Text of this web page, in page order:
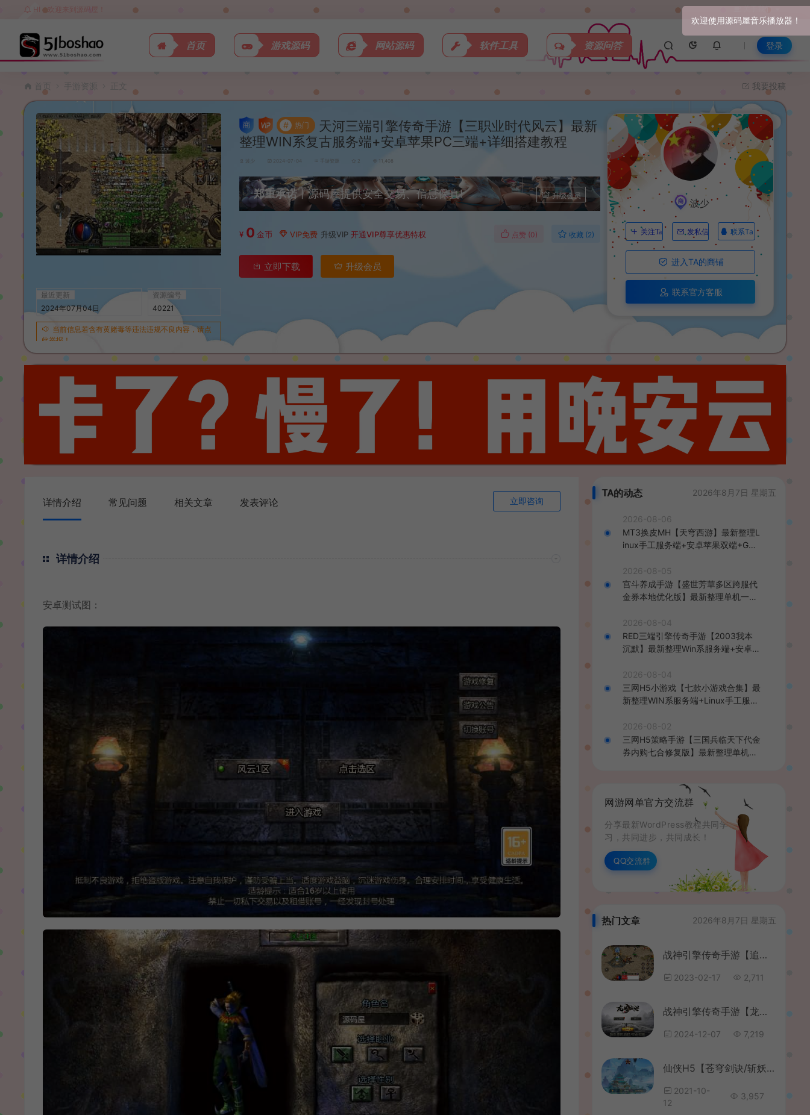
HI，欢迎来到源码屋！ 关于我们
首页 游戏源码 网站源码 软件工具 资源问答 登录
首页 手游资源 正文 我要投稿
最近更新
2024年07月04日
资源编号
40221
当前信息若含有黄赌毒等违法违规不良内容，请点
此举报！
# 热门
天河三端引擎传奇手游【三职业时代风云】最新
整理WIN系复古服务端+安卓苹果PC三端+详细搭建教程
波少 2024-07-04 手游资源 2 11,408
郑重承诺丨源码屋提供安全交易、信息保真! 升级会员
¥ 0 金币 VIP免费 升级VIP 开通VIP尊享优惠特权 点赞 (0) 收藏 (2)
立即下载 升级会员
波少
关注Ta 发私信 联系Ta
进入TA的商铺
联系官方客服
详情介绍 常见问题 相关文章 发表评论 立即咨询
详情介绍
安卓测试图：
TA的动态 2026年8月7日 星期五
2026-08-06
MT3换皮MH【天穹西游】最新整理L
inux手工服务端+安卓苹果双端+GM
教程
2026-08-05
宫斗养成手游【盛世芳華多区跨服代
金券本地优化版】最新整理单机一键
后台+安卓+详细搭建教程
2026-08-04
RED三端引擎传奇手游【2003我本
沉默】最新整理Win系服务端+安卓苹
2026-08-04
三网H5小游戏【七款小游戏合集】最
新整理WIN系服务端+Linux手工服务
2026-08-02
三网H5策略手游【三国兵临天下代金
券内购七合修复版】最新整理单机一
端+详细搭建教程+视频教程
网游网单官方交流群
分享最新WordPress教程共同学
习，共同进步，共同成长！
QQ交流群
热门文章 2026年8月7日 星期五
战神引擎传奇手游【追忆传奇1.76赤月终极免授权】最新整理Win系复古服务端+安卓苹果双端+GM后台+详细搭建教程
2023-02-17 2,711
战神引擎传奇手游【龙腾盛世白猪新UI修复版】最新整理Win系复古服务端+安卓苹果双端+GM授权物品后台+详细搭建教程
2024-12-07 7,219
仙侠H5【苍穹剑诀/斩妖传】最新整理WIN系一键服务端+GM后台+详细搭建教程
2021-10-
12
3,957